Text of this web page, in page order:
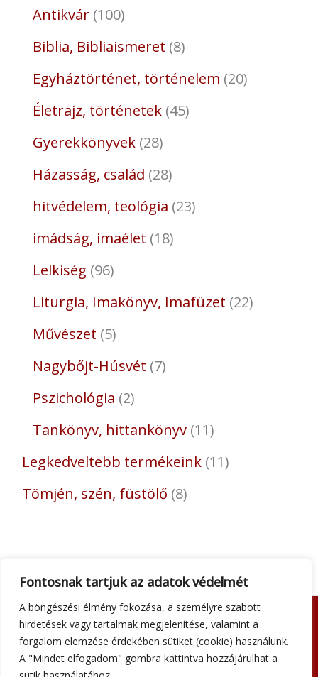
Fontosnak tartjuk az adatok védelmét
A böngészési élmény fokozása, a személyre szabott
hirdetések vagy tartalmak megjelenítése, valamint a
forgalom elemzése érdekében sütiket (cookie) használunk.
A "Mindet elfogadom" gombra kattintva hozzájárulhat a
Antikvár 100
Biblia, Bibliaismeret 8
Egyháztörténet, történelem 20
Életrajz, történetek 45
Gyerekkönyvek 28
Házasság, család 28
hitvédelem, teológia 23
imádság, imaélet 18
Lelkiség 96
Liturgia, Imakönyv, Imafüzet 22
Művészet 5
Nagybőjt-Húsvét 7
Pszichológia 2
Tankönyv, hittankönyv 11
Legkedveltebb termékeink 11
Tömjén, szén, füstölő 8
Adatkezelési tájékoztató
Általános szerződési feltételek